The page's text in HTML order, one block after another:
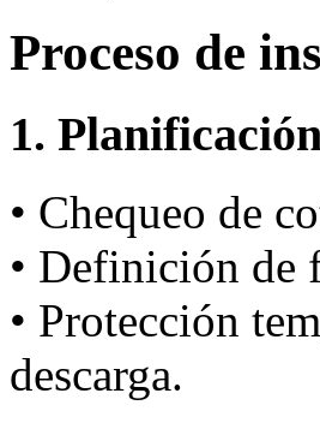
Proceso de
1.
• Chequeo de
• Definición de
• Protección
descarga.